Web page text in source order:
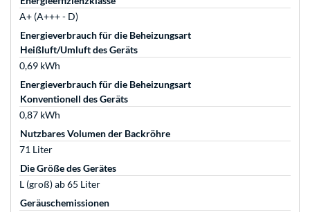
A+ (A+++ - D)
Energieverbrauch für die Beheizungsart
Heißluft/Umluft des Geräts
0,69 kWh
Energieverbrauch für die Beheizungsart
Konventionell des Geräts
0,87 kWh
Nutzbares Volumen der Backröhre
71 Liter
Die Größe des Gerätes
L (groß) ab 65 Liter
Geräuschemissionen